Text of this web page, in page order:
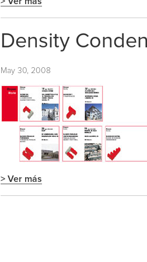
Density
May 30, 2008
> Ver más